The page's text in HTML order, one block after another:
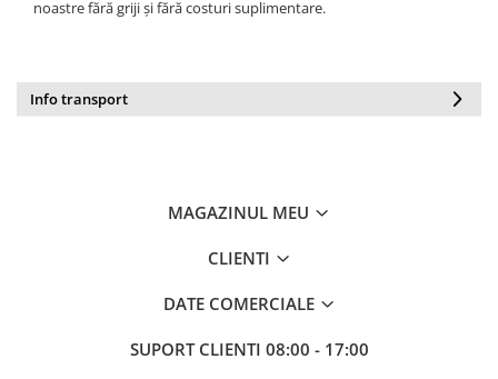
noastre fără griji și fără costuri suplimentare.
Info transport
MAGAZINUL MEU
CLIENTI
DATE COMERCIALE
SUPORT CLIENTI 08:00 - 17:00